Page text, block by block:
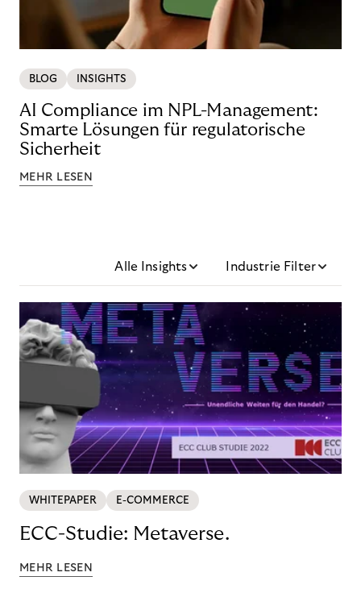
BLOG INSIGHTS
AI Compliance im NPL-Management:
Smarte Lösungen für regulatorische
Sicherheit
MEHR LESEN
Alle Insights Industrie Filter
WHITEPAPER E-COMMERCE
ECC-Studie: Metaverse.
MEHR LESEN